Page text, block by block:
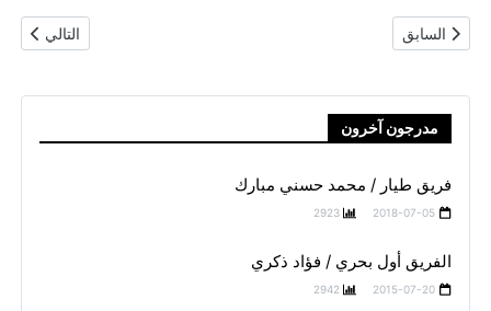
المقال السابق: لواء بحري / رضا حلمي
السابق المقال
التالي
مدرجون آخرون
فريق طيار / محمد حسني مبارك
2018-07-05
2923
الفريق أول بحري / فؤاد ذكري
2015-07-20
2942